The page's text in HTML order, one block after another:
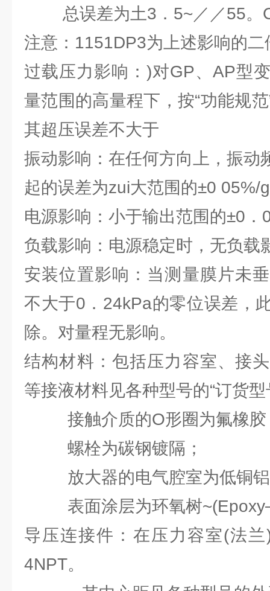
总误差为土3．5~／／55。
注意：1151DP3为上述影响的二
过载压力影响：)对GP、AP型
量范围的高量程下，按“功能规
其超压误差不大于
振动影响：在任何方向上，振动
起的误差为zui大范围的±0 05%/g
电源影响：小于输出范围的±0．
负载影响：电源稳定时，无负载
安装位置影响：当测量膜片未
不大于0．24kPa的零位误差，
除。对量程无影响。
结构材料：包括压力容室、接
等接液材料见各种型号的“订货型
接触介质的O形圈为氟橡胶
螺栓为碳钢镀隔；
放大器的电气腔室为低铜铝
表面涂层为环氧树
导压连接件：在压力容室(法
4NPT。